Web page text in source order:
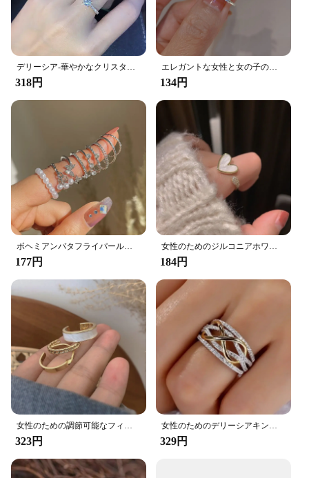
318円
エレガントな女性と女の子のためのハートリング,ゴールドカラー,積み重ね可能,実用的な愛のフィンガーリングセット,美的ジュエリー,2個
134円
177円 184円
323円 329円